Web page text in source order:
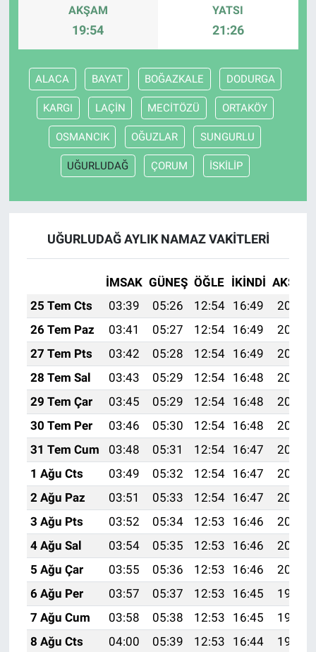
AKŞAM
19:54
YATSI
21:26
ALACA BAYAT BOĞAZKALE DODURGA
KARGI LAÇİN MECİTÖZÜ ORTAKÖY
OSMANCIK OĞUZLAR SUNGURLU
UĞURLUDAĞ ÇORUM İSKİLİP
UĞURLUDAĞ AYLIK NAMAZ VAKITLERI
İMSAK GÜNEŞ ÖĞLE İKINDI AKŞAM
25 Tem Cts
03:39 05:26 12:54 16:49
20:12
26 Tem Paz
03:41 05:27 12:54 16:49
20:11
27 Tem Pts
03:42 05:28 12:54 16:49
20:10
28 Tem Sal
03:43 05:29 12:54 16:48
20:09
29 Tem Çar
03:45 05:29 12:54 16:48
20:08
30 Tem Per
03:46 05:30 12:54 16:48
20:07
31 Tem Cum
03:48 05:31 12:54 16:47
20:06
1 Ağu Cts
03:49 05:32 12:54 16:47
20:05
2 Ağu Paz
03:51 05:33 12:54 16:47
20:04
3 Ağu Pts
03:52 05:34 12:53 16:46
20:03
4 Ağu Sal
03:54 05:35 12:53 16:46
20:02
5 Ağu Çar
03:55 05:36 12:53 16:46
20:01
6 Ağu Per
03:57 05:37 12:53 16:45
19:59
7 Ağu Cum
03:58 05:38 12:53 16:45
19:58
8 Ağu Cts
04:00 05:39 12:53 16:44 19:57